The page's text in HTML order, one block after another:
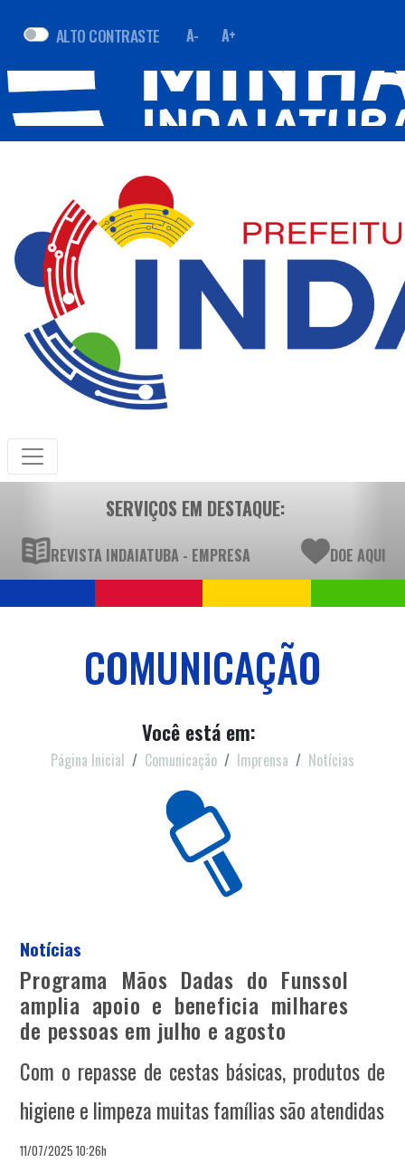
ALTO CONTRASTE A- A+
SERVIÇOS EM DESTAQUE:
REVISTA INDAIATUBA - EMPRESA DOE AQUI
COMUNICAÇÃO
Você está em:
Página Inicial Comunicação Imprensa Notícias
Notícias
Programa Mãos Dadas do Funssol
amplia apoio e beneficia milhares
de pessoas em julho e agosto
Com o repasse de cestas básicas, produtos de
higiene e limpeza muitas famílias são atendidas
11/07/2025 10:26h